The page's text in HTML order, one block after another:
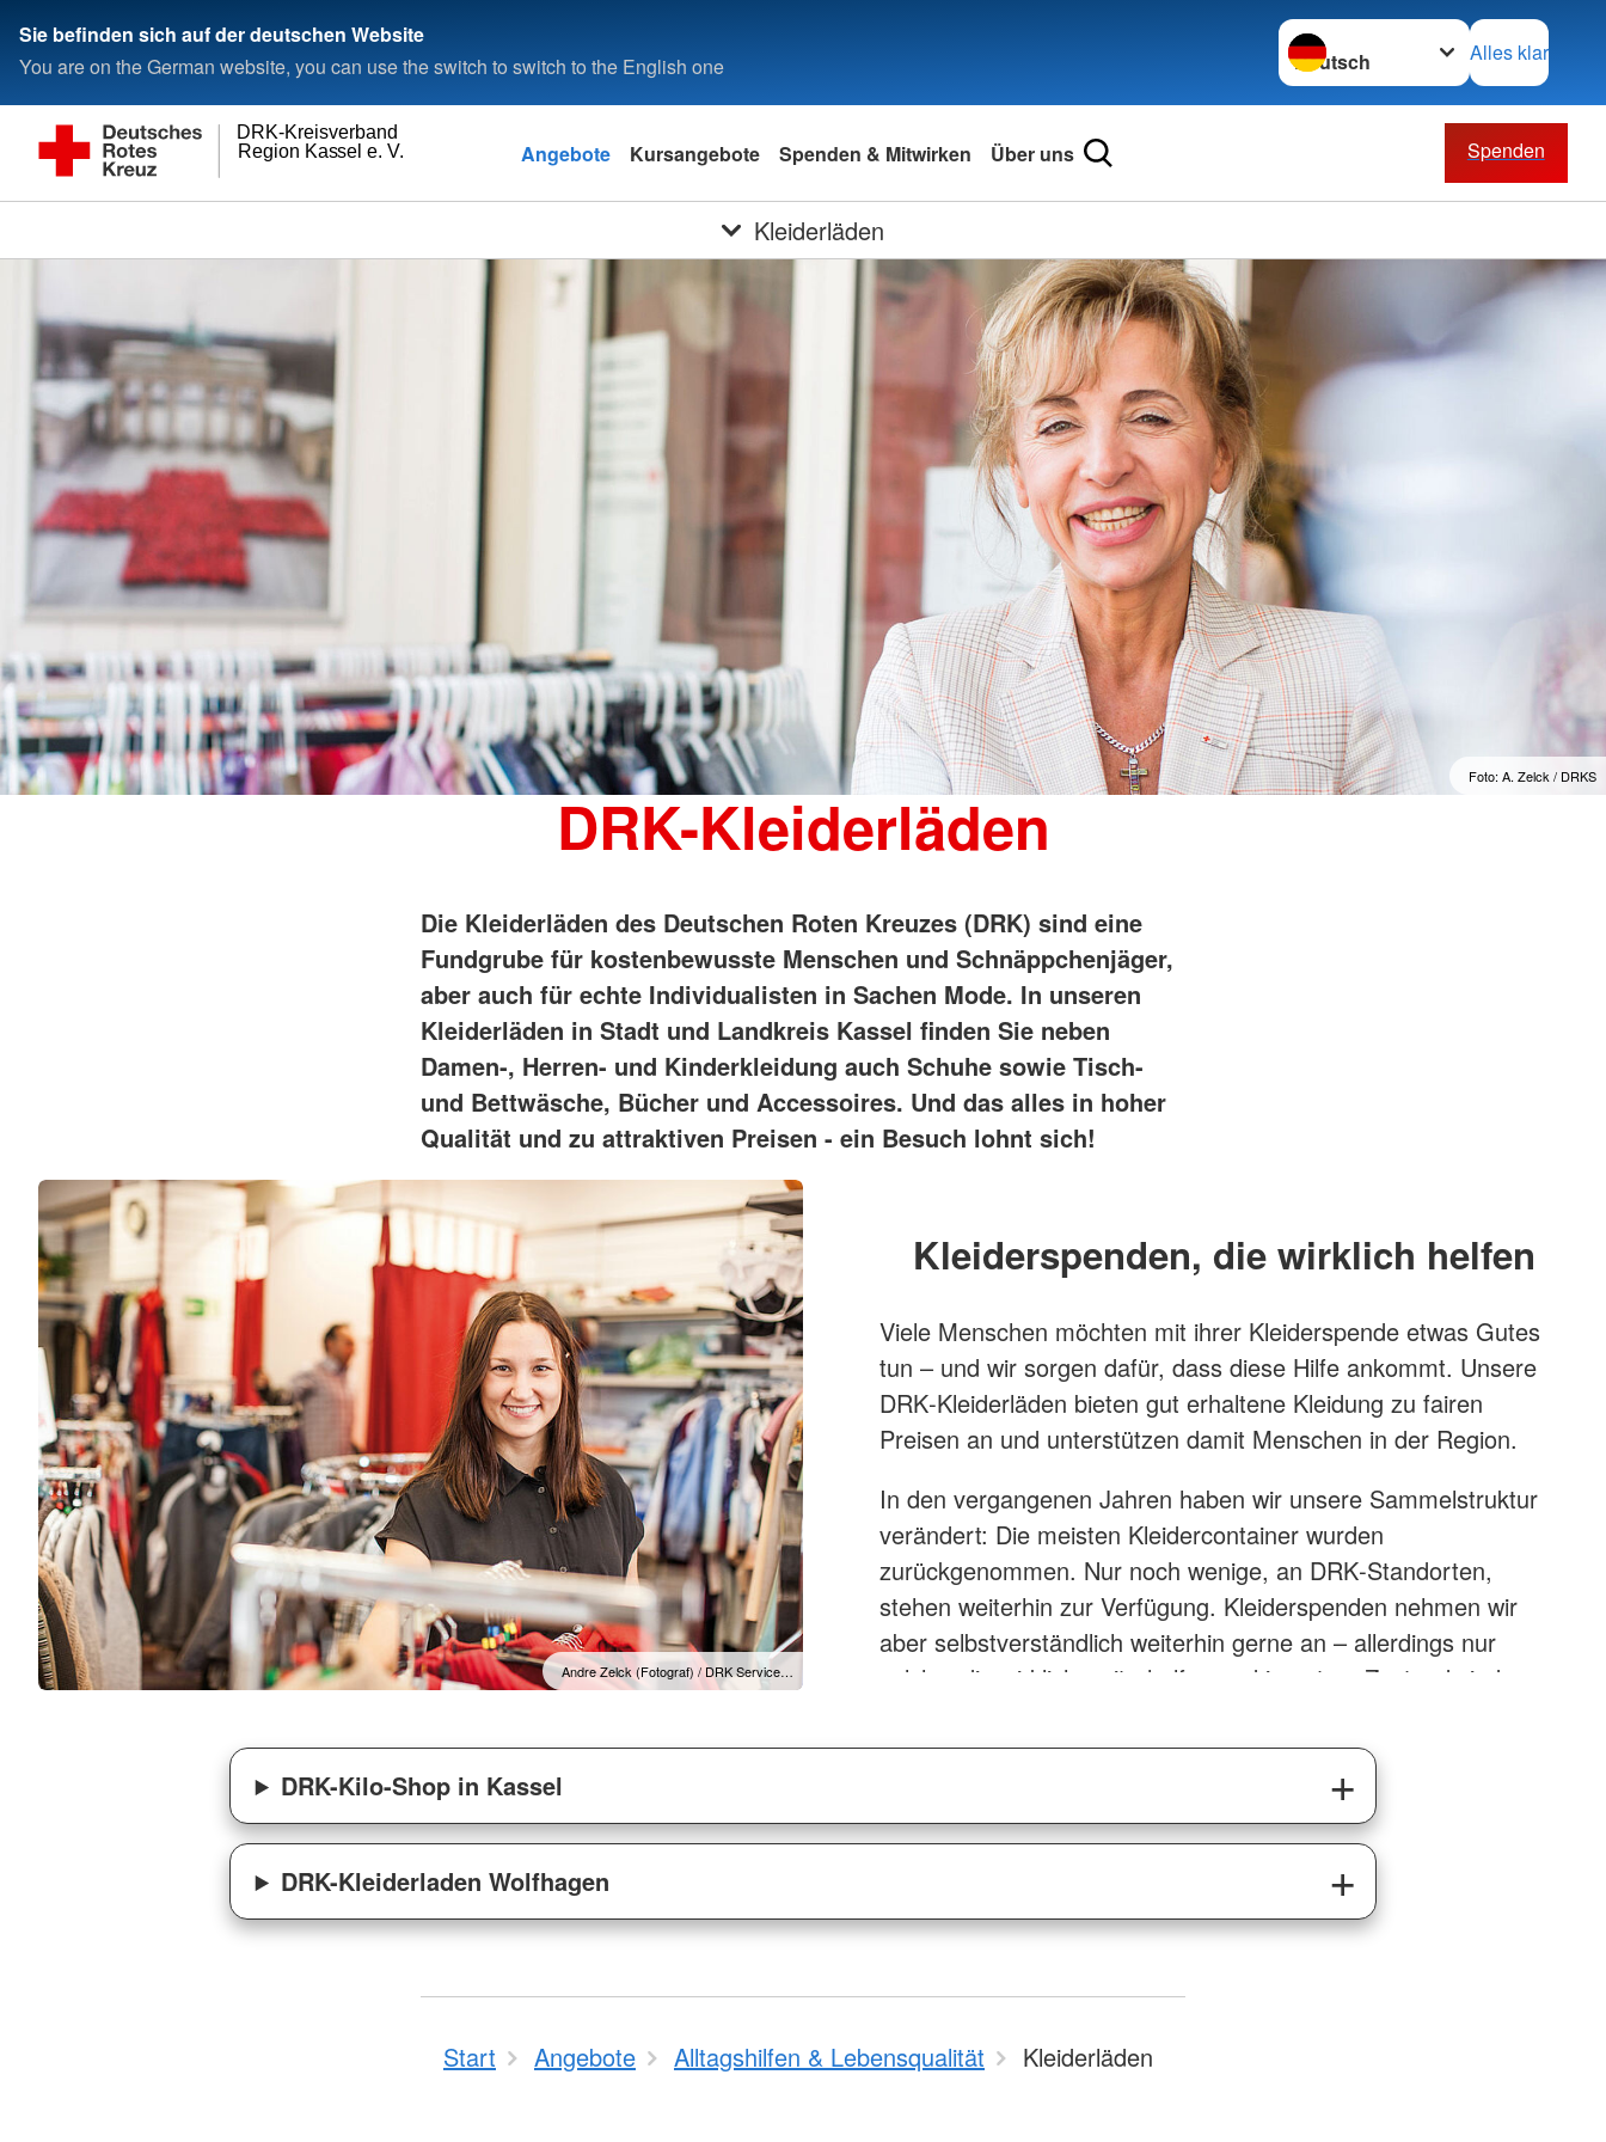
Sie befinden sich auf der deutschen Website
You are on the German website, you can use the switch to switch to the English one
Sprache wechseln zu
Alles klar
Region Kassel e. V.
DRK-Kreisverband
Angebote Kursangebote Spenden & Mitwirken Über uns Spenden
Kleiderläden
Foto: A. Zelck / DRKS
DRK-Kleiderläden
Die Kleiderläden des Deutschen Roten Kreuzes (DRK) sind eine
Fundgrube für kostenbewusste Menschen und Schnäppchenjäger,
aber auch für echte Individualisten in Sachen Mode. In unseren
Kleiderläden in Stadt und Landkreis Kassel finden Sie neben
Damen-, Herren- und Kinderkleidung auch Schuhe sowie Tisch-
und Bettwäsche, Bücher und Accessoires. Und das alles in hoher
Qualität und zu attraktiven Preisen - ein Besuch lohnt sich!
Andre Zelck (Fotograf) / DRK Service…
Kleiderspenden, die wirklich helfen
Viele Menschen möchten mit ihrer Kleiderspende etwas Gutes
tun – und wir sorgen dafür, dass diese Hilfe ankommt. Unsere
DRK‑Kleiderläden bieten gut erhaltene Kleidung zu fairen
Preisen an und unterstützen damit Menschen in der Region.
In den vergangenen Jahren haben wir unsere Sammelstruktur
verändert: Die meisten Kleidercontainer wurden
zurückgenommen. Nur noch wenige, an DRK‑Standorten,
stehen weiterhin zur Verfügung. Kleiderspenden nehmen wir
aber selbstverständlich weiterhin gerne an – allerdings nur
solche, die wirklich weiterhelfen und in gutem Zustand sind.
Gut erhaltene, tragfähige Damen‑, Herren‑ und
Kinderkleidung
Haushaltstextilien wie Bettwäsche, Tischdecken,
Kuscheltiere und Bücher
DRK-Kilo-Shop in Kassel
DRK-Kleiderladen Wolfhagen
Start Angebote Alltagshilfen & Lebensqualität Kleiderläden